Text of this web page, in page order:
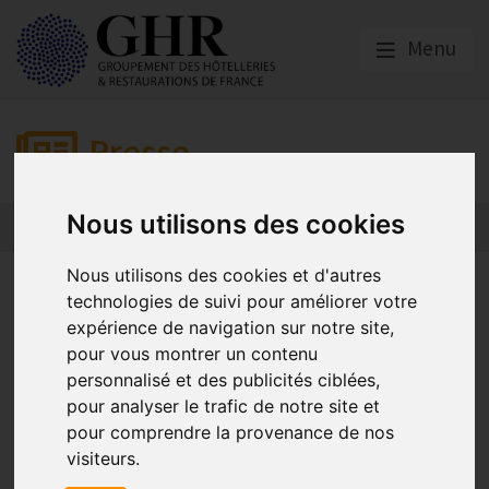
Nous utilisons des cookies
Nous utilisons des cookies et d'autres
technologies de suivi pour améliorer votre
expérience de navigation sur notre site,
pour vous montrer un contenu
personnalisé et des publicités ciblées,
pour analyser le trafic de notre site et
pour comprendre la provenance de nos
visiteurs.
Menu
Presse
Pour les restaurateurs et les
débitants de boissons, une
augmentation de la TVA
reviendrait à « tirer une balle
dans le pied du tourisme »